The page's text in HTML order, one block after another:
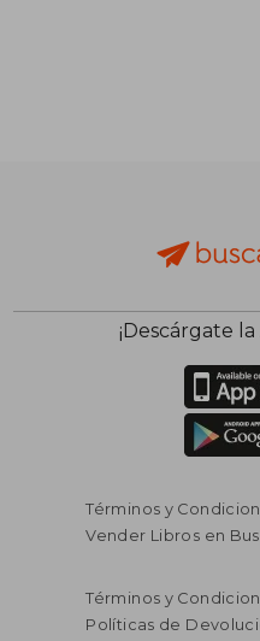
¡Descárgate
Términos y
Vender Libros en
Términos y
Políticas de